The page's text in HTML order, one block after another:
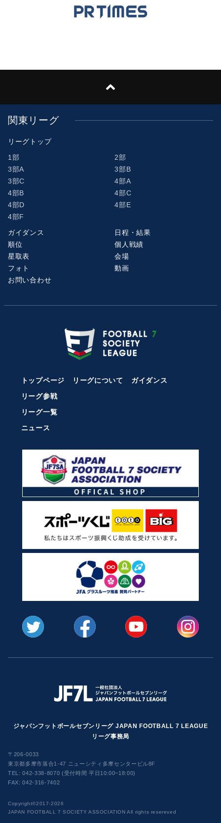
関東リーグ
リーグトップ
1部
2部
3部A
3部B
3部C
4部A
4部B
4部C
4部D
4部E
4部F
ガイダンス
日程・結果
順位
個人戦績
星取表
会場
フォト
動画
お問い合わせ
トップページ リーグについて
ガイダンス
リーグ参戦
リーグ一覧
ニュース
ジャパンフットボールセブンリーグ JAPAN FOOTBALL 7 LEAGUE
リーグ事務局
〒206-0033
東京都多摩市落合1-47 ニューシティ多摩センタービル8F
TEL:042-338-8070 (受付時間 平日10:00~18:00)
FAX: 042-316-7402
​Copyright©2017-2026
JAPAN FOOTBALL 7 SOCIETY ASSOCIATION All rights resereved